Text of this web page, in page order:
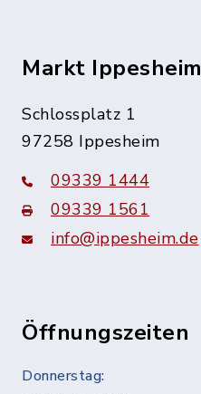
Markt Ippesheim
Schlossplatz 1
97258 Ippesheim
09339 1444
09339 1561
info@ippesheim.de
Öffnungszeiten
Donnerstag: